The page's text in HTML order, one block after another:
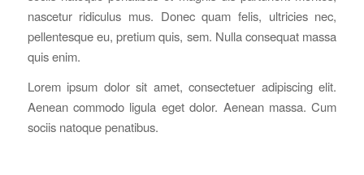
nascetur ridiculus mus. Donec quam felis, ultricies nec,
pellentesque eu, pretium quis, sem. Nulla consequat massa
quis enim.
Lorem ipsum dolor sit amet, consectetuer adipiscing elit.
Aenean commodo ligula eget dolor. Aenean massa. Cum
sociis natoque penatibus.